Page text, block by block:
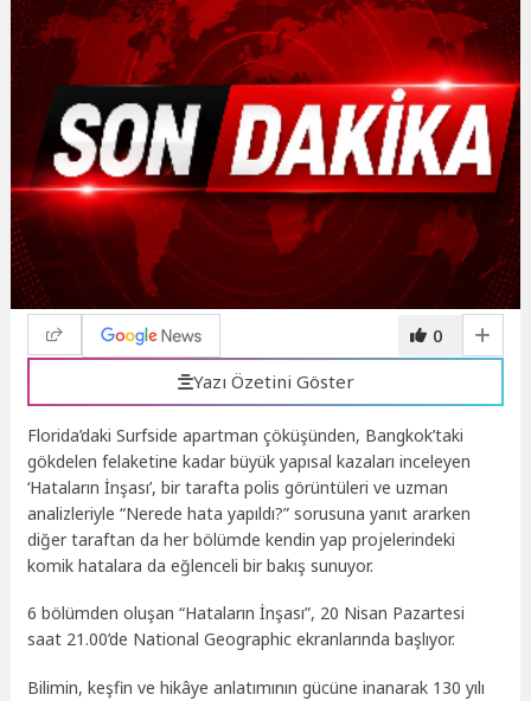
0
Yazı Özetini Göster
Florida’daki Surfside apartman çöküşünden, Bangkok’taki
gökdelen felaketine kadar büyük yapısal kazaları inceleyen
‘Hataların İnşası’, bir tarafta polis görüntüleri ve uzman
analizleriyle “Nerede hata yapıldı?” sorusuna yanıt ararken
diğer taraftan da her bölümde kendin yap projelerindeki
komik hatalara da eğlenceli bir bakış sunuyor.
6 bölümden oluşan “Hataların İnşası”, 20 Nisan Pazartesi
saat 21.00’de National Geographic ekranlarında başlıyor.
Bilimin, keşfin ve hikâye anlatımının gücüne inanarak 130 yılı